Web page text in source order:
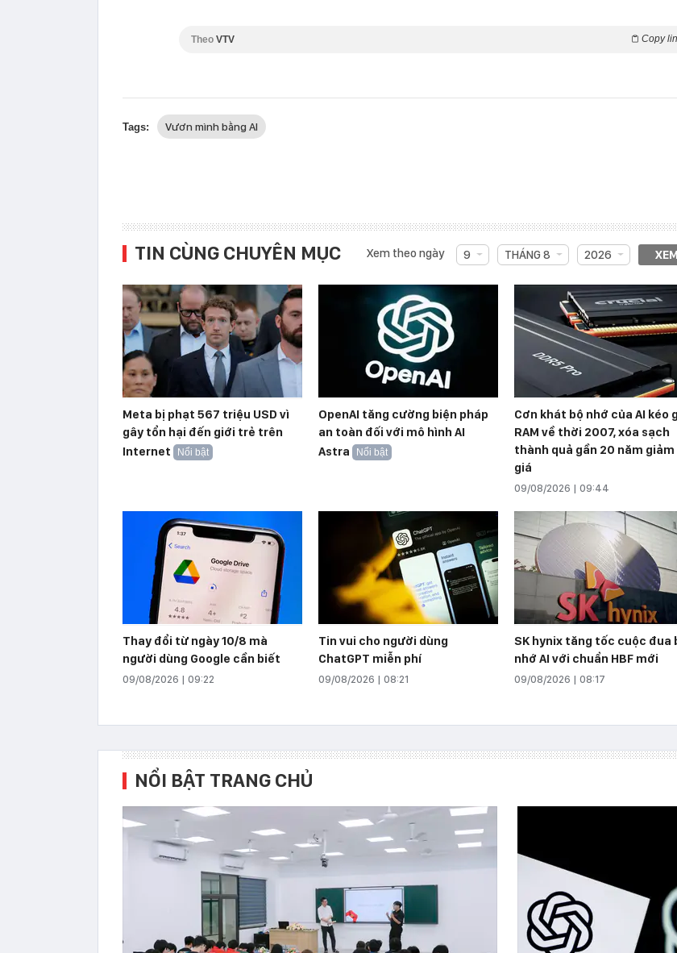
Theo VTV Copy
Tags: Vươn mình bằng AI
TIN CÙNG CHUYÊN MỤC Xem theo ngày 9 THÁNG 8 2026 XEM
Meta bị phạt 567 triệu USD vì
gây tổn hại đến giới trẻ trên
Internet
Nổi bật
OpenAI tăng cường biện pháp
an toàn đối với mô hình AI
Astra
Nổi bật
Cơn khát bộ nhớ của AI kéo
RAM về thời 2007, xóa sạch
thành quả gần 20 năm giảm
giá
09/08/2026 | 09:44
Thay đổi từ ngày 10/8 mà
người dùng Google cần biết
09/08/2026 | 09:22
Tin vui cho người dùng
ChatGPT miễn phí
09/08/2026 | 08:21
SK hynix tăng tốc cuộc đua
nhớ AI với chuẩn HBF mới
09/08/2026 | 08:17
NỔI BẬT TRANG CHỦ